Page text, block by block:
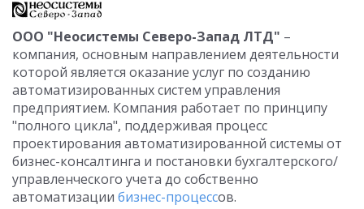
ООО "Неосистемы Северо-Запад ЛТД" –
компания, основным направлением деятельности
которой является оказание услуг по созданию
автоматизированных систем управления
предприятием. Компания работает по принципу
"полного цикла", поддерживая процесс
проектирования автоматизированной системы от
бизнес-консалтинга и постановки бухгалтерского/
управленческого учета до собственно
автоматизации бизнес-процессов.